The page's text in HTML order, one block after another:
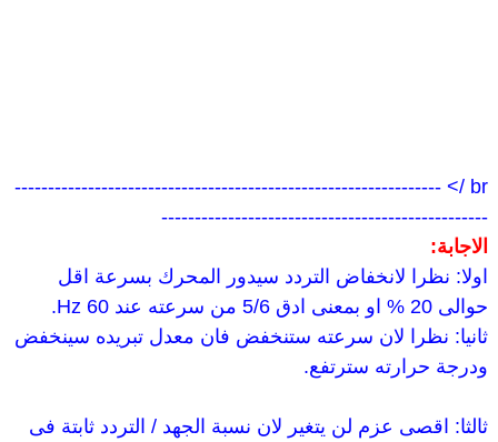
br /> ----------------------------------------------------------------
-------------------------------------------------
الاجابة:
اولا: نظرا لانخفاض التردد سيدور المحرك بسرعة اقل
حوالى 20 % او بمعنى ادق 5/6 من سرعته عند 60 Hz.
ثانيا: نظرا لان سرعته ستنخفض فان معدل تبريده سينخفض
ودرجة حرارته سترتفع.
ثالثا: اقصى عزم لن يتغير لان نسبة الجهد / التردد ثابتة فى